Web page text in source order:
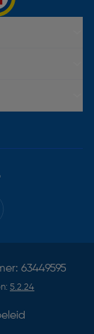
63449595
5.2.24